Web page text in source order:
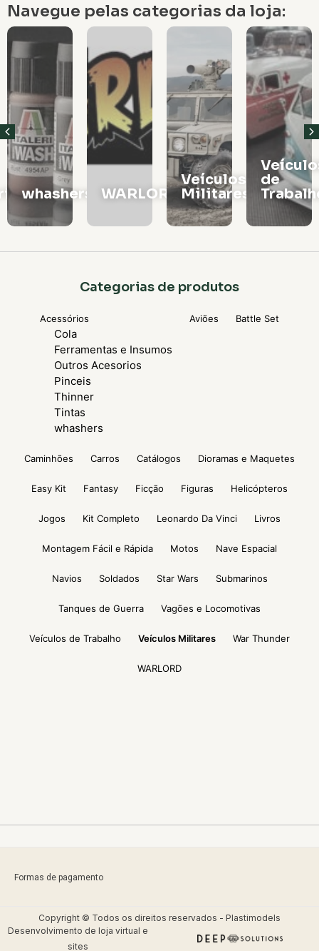
Navegue pelas categorias da loja:
WARLORD Militares
Veículos
de
Trabalho
Vagões
e
Categorias de produtos
Acessórios
Cola
Ferramentas e Insumos
Outros Acesorios
Pinceis
Thinner
Tintas
whashers
Aviões Battle Set
Caminhões Carros Catálogos Dioramas e Maquetes
Easy Kit Fantasy Ficção Figuras Helicópteros
Jogos Kit Completo Leonardo Da Vinci Livros
Montagem Fácil e Rápida Motos Nave Espacial
Navios Soldados Star Wars Submarinos
Tanques de Guerra Vagões e Locomotivas
Veículos de Trabalho Veículos Militares War Thunder
WARLORD
Formas de pagamento
Copyright © Todos os direitos reservados - Plastimodels
Desenvolvimento de loja virtual e
sites